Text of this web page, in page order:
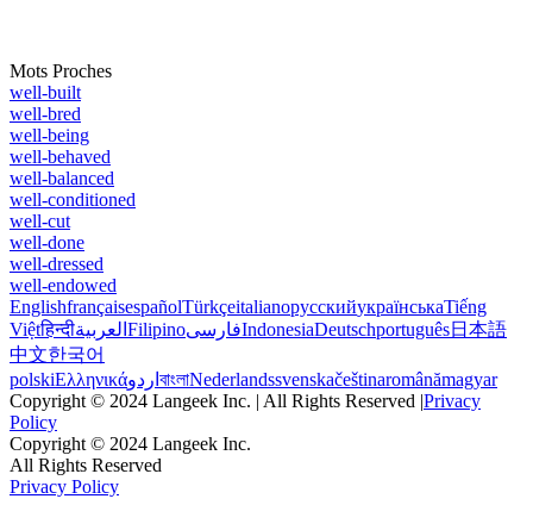
Mots Proches
well-built
well-bred
well-being
well-behaved
well-balanced
well-conditioned
well-cut
well-done
well-dressed
well-endowed
EnglishfrançaisespañolTürkçeitalianoрусскийукраїнськаTiếng
Việtहिन्दीالعربية FilipinoفارسیIndonesiaDeutschportuguês日本語
中文한국어
polskiΕλληνικάاردو বাংলাNederlandssvenskačeštinaromânămagyar
Copyright © 2024 Langeek Inc. | All Rights Reserved |Privacy
Policy
Copyright © 2024 Langeek Inc.
All Rights Reserved
Privacy Policy